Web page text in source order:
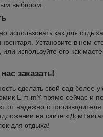
выбором.
использовать как для
Установите в нем
используйте его как
заказать!
сделать свой сад более
E m mY прямо сейчас и
от надежного
на сайте
для отдыха!